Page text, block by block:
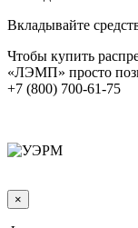
Вкладывайте
Чтобы купить
«ЛЭМП» просто
+7 (800) 700-61-75
×